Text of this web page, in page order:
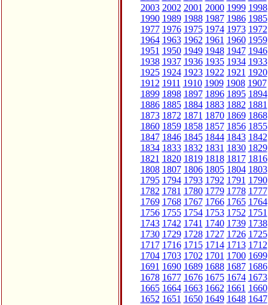
2003 2002 2001 2000 1999 1998
1990 1989 1988 1987 1986 1985
1977 1976 1975 1974 1973 1972
1964 1963 1962 1961 1960 1959
1951 1950 1949 1948 1947 1946
1938 1937 1936 1935 1934 1933
1925 1924 1923 1922 1921 1920
1912 1911 1910 1909 1908 1907
1899 1898 1897 1896 1895 1894
1886 1885 1884 1883 1882 1881
1873 1872 1871 1870 1869 1868
1860 1859 1858 1857 1856 1855
1847 1846 1845 1844 1843 1842
1834 1833 1832 1831 1830 1829
1821 1820 1819 1818 1817 1816
1808 1807 1806 1805 1804 1803
1795 1794 1793 1792 1791 1790
1782 1781 1780 1779 1778 1777
1769 1768 1767 1766 1765 1764
1756 1755 1754 1753 1752 1751
1743 1742 1741 1740 1739 1738
1730 1729 1728 1727 1726 1725
1717 1716 1715 1714 1713 1712
1704 1703 1702 1701 1700 1699
1691 1690 1689 1688 1687 1686
1678 1677 1676 1675 1674 1673
1665 1664 1663 1662 1661 1660
1652 1651 1650 1649 1648 1647